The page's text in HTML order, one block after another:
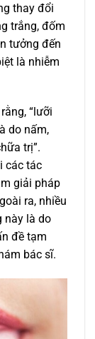
thay đổi
trắng, đốm
tưởng đến
là nhiễm
“lưỡi
do nấm,
trị”.
các tác
giải pháp
ra, nhiều
này là do
đề tạm
bác sĩ.